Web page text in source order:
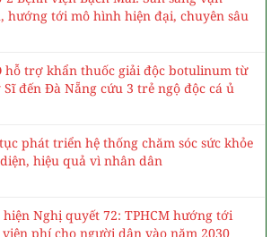
hướng tới mô hình hiện đại, chuyên sâu
hỗ trợ khẩn thuốc giải độc botulinum từ
đến Đà Nẵng cứu 3 trẻ ngộ độc cá ủ
phát triển hệ thống chăm sóc sức khỏe
hiệu quả vì nhân dân
hiện Nghị quyết 72: TPHCM hướng tới
phí cho người dân vào năm 2030